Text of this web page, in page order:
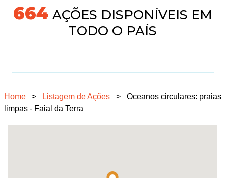
718AÇÕES DISPONÍVEIS EM
TODO O PAÍS
Home > Listagem de Ações >
Oceanos circulares: praias
limpas - Faial da Terra